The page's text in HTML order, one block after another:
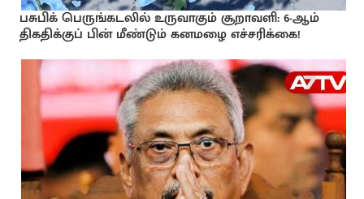
பசுபிக் பெருங்கடலில் உருவாகும் சூறாவளி: 6-ஆம்
திகதிக்குப் பின் மீண்டும் கனமழை எச்சரிக்கை!